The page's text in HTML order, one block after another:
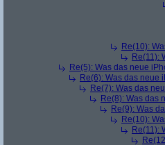
Re(10):
Re(11):
Re(5): Was das neue
Re(6): Was das neue
Re(7): Was das
Re(8): Was das
Re(9): Was
Re(10):
Re(11):